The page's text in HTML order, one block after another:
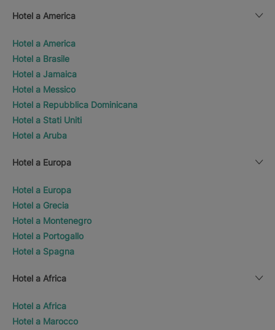
Hotel a America
Hotel a America
Hotel a Brasile
Hotel a Jamaica
Hotel a Messico
Hotel a Repubblica Dominicana
Hotel a Stati Uniti
Hotel a Aruba
Hotel a Europa
Hotel a Europa
Hotel a Grecia
Hotel a Montenegro
Hotel a Portogallo
Hotel a Spagna
Hotel a Africa
Hotel a Africa
Hotel a Marocco